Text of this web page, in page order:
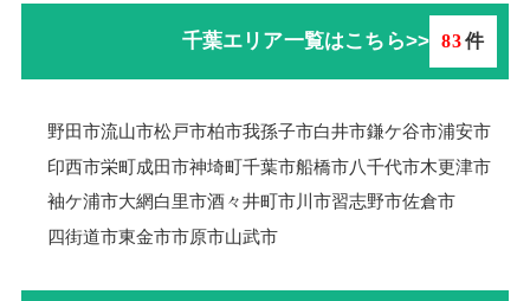
千葉エリア一覧はこちら>> 83件
野田市流山市松戸市柏市我孫子市白井市鎌ケ谷市浦安市
印西市栄町成田市神埼町千葉市船橋市八千代市木更津市
袖ケ浦市大網白里市酒々井町市川市習志野市佐倉市
四街道市東金市市原市山武市